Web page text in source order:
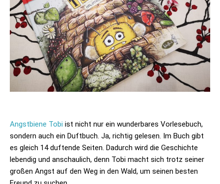
Angstbiene Tobi ist nicht nur ein wunderbares Vorlesebuch,
sondern auch ein Duftbuch. Ja, richtig gelesen. Im Buch gibt
es gleich 14 duftende Seiten. Dadurch wird die Geschichte
lebendig und anschaulich, denn Tobi macht sich trotz seiner
großen Angst auf den Weg in den Wald, um seinen besten